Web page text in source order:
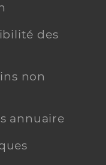
des
non
annuaire